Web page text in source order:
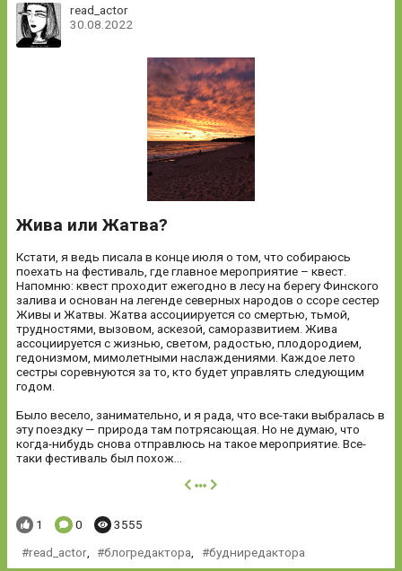
read_actor
30.08.2022
Жива или Жатва?
Кстати, я ведь писала в конце июля о том, что собираюсь
поехать на фестиваль, где главное мероприятие – квест.
Напомню: квест проходит ежегодно в лесу на берегу Финского
залива и основан на легенде северных народов о ссоре сестер
Живы и Жатвы. Жатва ассоциируется со смертью, тьмой,
трудностями, вызовом, аскезой, саморазвитием. Жива
ассоциируется с жизнью, светом, радостью, плодородием,
гедонизмом, мимолетными наслаждениями. Каждое лето
сестры соревнуются за то, кто будет управлять следующим
годом.
Было весело, занимательно, и я рада, что все-таки выбралась в
эту поездку — природа там потрясающая. Но не думаю, что
когда-нибудь снова отправлюсь на такое мероприятие. Все-
таки фестиваль был похож...
далее
Понравилось:
1 Комментариев:
0 Просмотров:
3555
read_actor, блогредактора будниредактора